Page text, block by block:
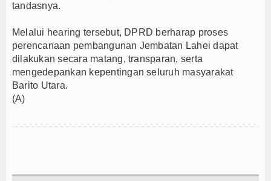
tandasnya.
Melalui hearing tersebut, DPRD berharap proses
perencanaan pembangunan Jembatan Lahei dapat
dilakukan secara matang, transparan, serta
mengedepankan kepentingan seluruh masyarakat
Barito Utara.
(A)